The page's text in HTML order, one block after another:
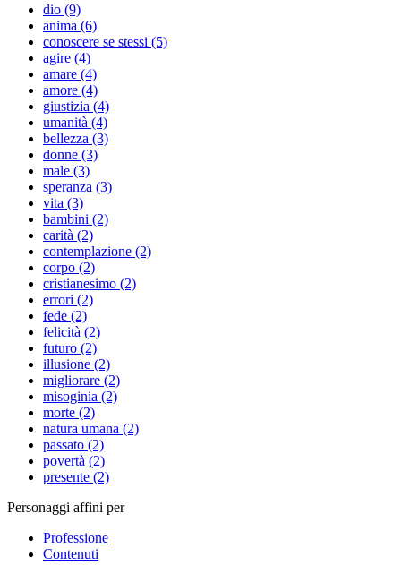
dio (9)
anima (6)
conoscere se stessi (5)
agire (4)
amare (4)
amore (4)
giustizia (4)
umanità (4)
bellezza (3)
donne (3)
male (3)
speranza (3)
vita (3)
bambini (2)
carità (2)
contemplazione (2)
corpo (2)
cristianesimo (2)
errori (2)
fede (2)
felicità (2)
futuro (2)
illusione (2)
migliorare (2)
misoginia (2)
morte (2)
natura umana (2)
passato (2)
povertà (2)
presente (2)
Personaggi affini per
Professione
Contenuti